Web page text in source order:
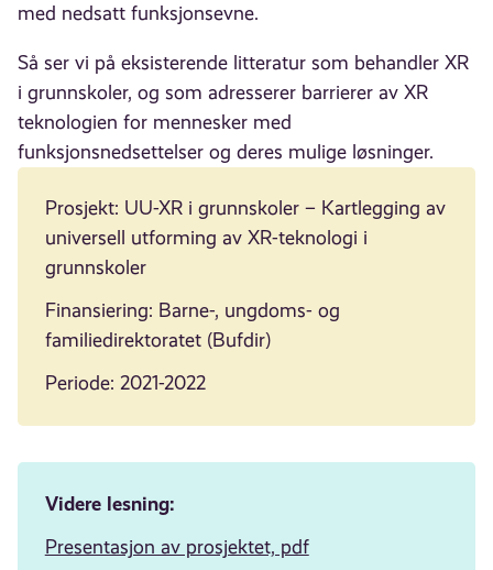
med nedsatt funksjonsevne.
Så ser vi på eksisterende litteratur som behandler XR
i grunnskoler, og som adresserer barrierer av XR
teknologien for mennesker med
funksjonsnedsettelser og deres mulige løsninger.
Prosjekt: UU-XR i grunnskoler – Kartlegging av
universell utforming av XR-teknologi i
grunnskoler
Finansiering: Barne-, ungdoms- og
familiedirektoratet (Bufdir)
Periode: 2021-2022
Videre lesning:
Presentasjon av prosjektet, pdf